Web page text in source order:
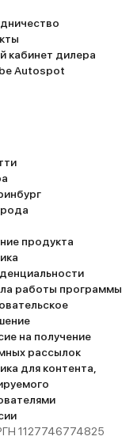
кабинет дилера
Autospot
продукта
работы программы
на получение
рассылок
для контента,
1127746774825